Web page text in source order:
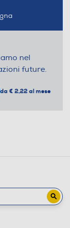
nel
future.
da € 2,22 al mese